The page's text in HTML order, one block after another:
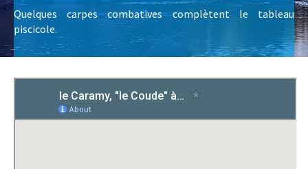
Quelques carpes combatives complètent le tableau
piscicole.